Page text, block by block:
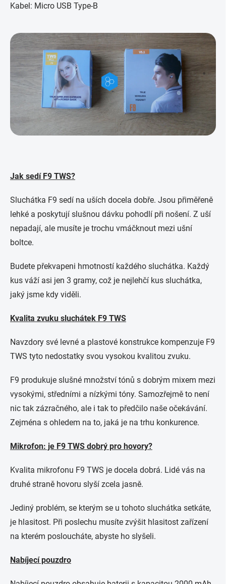
Kabel: Micro USB Type-B
Jak sedí F9 TWS?
Sluchátka F9 sedí na uších docela dobře. Jsou přiměřeně
lehké a poskytují slušnou dávku pohodlí při nošení. Z uší
nepadají, ale musíte je trochu vmáčknout mezi ušní
boltce.
Budete překvapeni hmotností každého sluchátka. Každý
kus váží asi jen 3 gramy, což je nejlehčí kus sluchátka,
jaký jsme kdy viděli.
Kvalita zvuku sluchátek F9 TWS
Navzdory své levné a plastové konstrukce kompenzuje F9
TWS tyto nedostatky svou vysokou kvalitou zvuku.
F9 produkuje slušné množství tónů s dobrým mixem mezi
vysokými, středními a nízkými tóny. Samozřejmě to není
nic tak zázračného, ​​ale i tak to předčilo naše očekávání.
Zejména s ohledem na to, jaká je na trhu konkurence.
Mikrofon: je F9 TWS dobrý pro hovory?
Kvalita mikrofonu F9 TWS je docela dobrá. Lidé vás na
druhé straně hovoru slyší zcela jasně.
Jediný problém, se kterým se u tohoto sluchátka setkáte,
je hlasitost. Při poslechu musíte zvýšit hlasitost zařízení
na kterém posloucháte, abyste ho slyšeli.
Nabíjecí pouzdro